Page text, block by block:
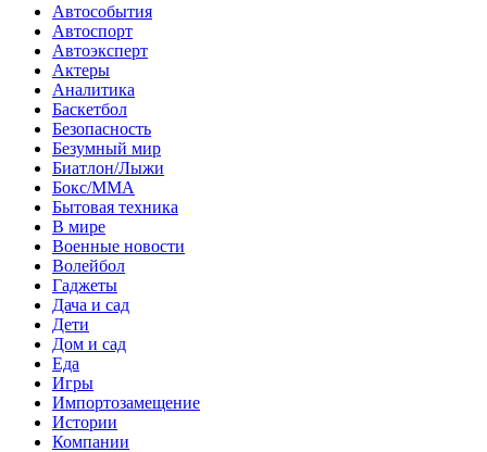
Автособытия
Автоспорт
Автоэксперт
Актеры
Аналитика
Баскетбол
Безопасность
Безумный мир
Биатлон/Лыжи
Бокс/MMA
Бытовая техника
В мире
Военные новости
Волейбол
Гаджеты
Дача и сад
Дети
Дом и сад
Еда
Игры
Импортозамещение
Истории
Компании